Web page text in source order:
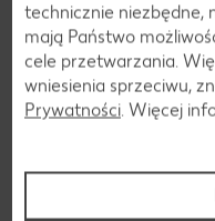
Składniki
Składniki
Kiełbasa zawiera cenne
minerały jak magnez,
technicznie niezbędne,
mają Państwo
cele przetwarzania.
wniesienia sprzeciwu,
Prywatności. Więcej